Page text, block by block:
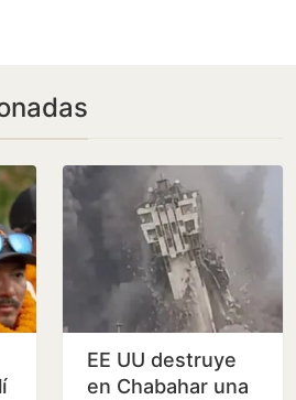
EE UU destruye
en Chabahar una